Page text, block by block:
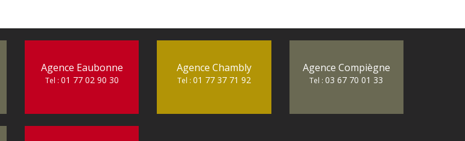
Agence Eaubonne
Tel : 01 77 02 90 30
Agence Chambly
Tel : 01 77 37 71 92
Agence Compiègne
Tel :03 67 70 01 33